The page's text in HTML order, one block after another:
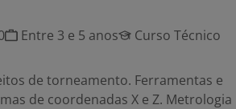
Entre 3 e 5 anos
Curso Técnico
de torneamento. Ferramentas e
de coordenadas X e Z. Metrologia